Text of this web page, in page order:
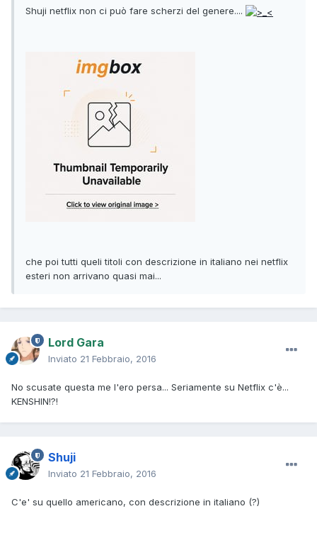
Shuji netflix non ci può fare scherzi del genere....
che poi tutti queli titoli con descrizione in italiano nei netflix
esteri non arrivano quasi mai...
Lord Gara
Inviato 21 Febbraio, 2016
No scusate questa me l'ero persa... Seriamente su Netflix c'è...
KENSHIN!?!
Shuji
Inviato 21 Febbraio, 2016
C'e' su quello americano, con descrizione in italiano (?)